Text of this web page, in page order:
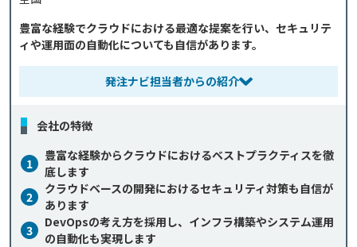
豊富な経験でクラウドにおける最適な提案を行い、セキュリテ
ィや運用面の自動化についても自信があります。
発注ナビ担当者からの紹介
会社の特徴
1
豊富な経験からクラウドにおけるベストプラクティスを徹
底します
2
クラウドベースの開発におけるセキュリティ対策も自信が
あります
3
DevOpsの考え方を採用し、インフラ構築やシステム運用
の自動化も実現します